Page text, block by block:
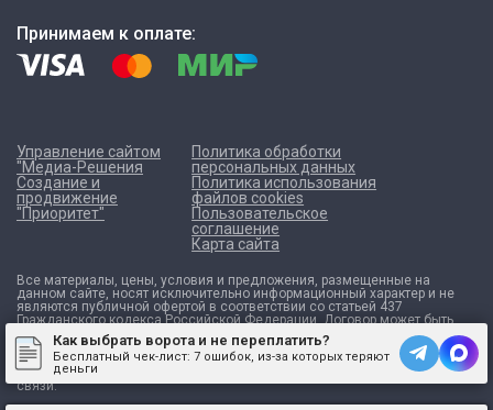
Принимаем к оплате:
Управление сайтом
"Медиа-Решения
Создание и
продвижение
"Приоритет"
Политика обработки
персональных данных
Политика использования
файлов cookies
Пользовательское
соглашение
Карта сайта
Все материалы, цены, условия и предложения, размещенные на
данном сайте, носят исключительно информационный характер и не
являются публичной офертой в соответствии со статьей 437
Гражданского кодекса Российской Федерации. Договор может быть
составлен только после индивидуального согласования всех деталей
и оформляется в письменном виде. Для получения точной
информации о стоимости, сроках и условиях обращайтесь к нашим
менеджерам по контактным телефонам или через форму обратной
связи.
Как выбрать ворота и не переплатить?
Бесплатный чек-лист: 7 ошибок, из-за которых теряют
деньги